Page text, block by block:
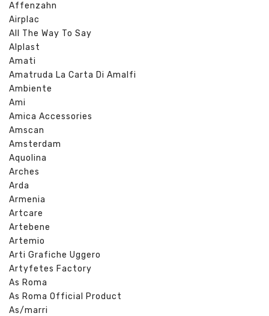
Affenzahn
Airplac
All The Way To Say
Alplast
Amati
Amatruda La Carta Di Amalfi
Ambiente
Ami
Amica Accessories
Amscan
Amsterdam
Aquolina
Arches
Arda
Armenia
Artcare
Artebene
Artemio
Arti Grafiche Uggero
Artyfetes Factory
As Roma
As Roma Official Product
As/marri